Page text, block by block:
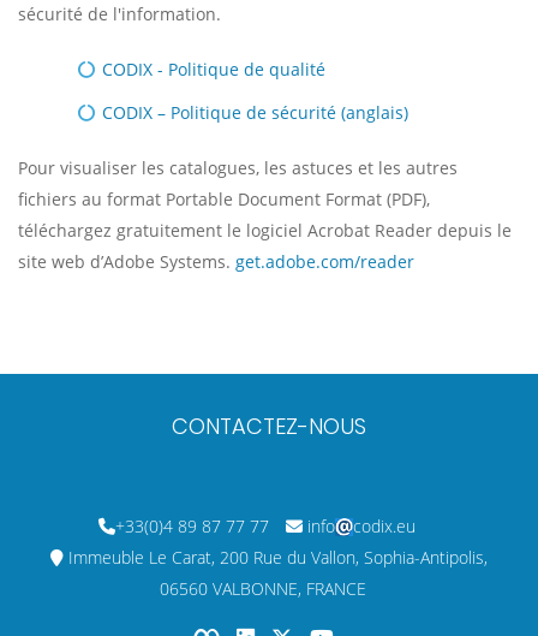
sécurité de l'information.
CODIX - Politique de qualité
CODIX – Politique de sécurité (anglais)
Pour visualiser les catalogues, les astuces et les autres
fichiers au format Portable Document Format (PDF),
téléchargez gratuitement le logiciel Acrobat Reader depuis le
site web d’Adobe Systems. get.adobe.com/reader
CONTACTEZ-NOUS
+33(0)4 89 87 77 77 info
codix.eu
Immeuble Le Carat, 200 Rue du Vallon, Sophia-Antipolis,
06560 VALBONNE, FRANCE